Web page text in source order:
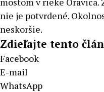
nie je potvrdené.
neskoršie.
Zdieľajte tento
Facebook
E-mail
WhatsApp